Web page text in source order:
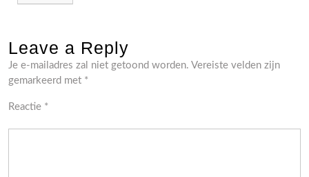
Leave a Reply
Je e-mailadres zal niet getoond worden. Vereiste velden zijn
gemarkeerd met *
Reactie *